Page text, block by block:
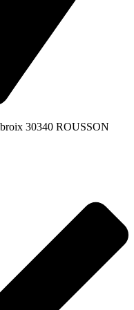
30340 ROUSSON